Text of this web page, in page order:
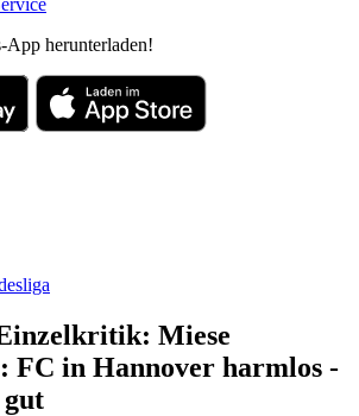
App herunterladen!
Miese
FC in Hannover harmlos -